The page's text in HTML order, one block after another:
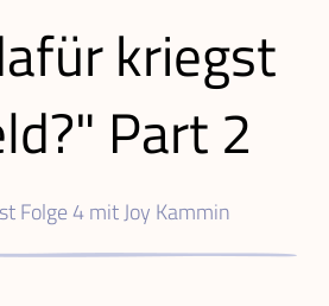
kriegst
Part 2
Folge 4 mit Joy Kammin